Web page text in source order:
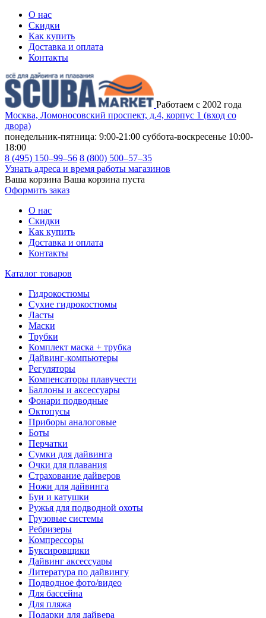
О нас
Скидки
Как купить
Доставка и оплата
Контакты
Работаем с 2002 года
Москва, Ломоносовский проспект, д.4, корпус 1 (вход со
двора)
понедельник-пятница: 9:00-21:00 суббота-воскресенье 10:00-
18:00
8 (495) 150–99–56 8 (800) 500–57–35
Узнать адреса и время работы магазинов
Ваша корзина Ваша корзина пуста
Оформить заказ
О нас
Скидки
Как купить
Доставка и оплата
Контакты
Каталог товаров
Гидрокостюмы
Сухие гидрокостюмы
Ласты
Маски
Трубки
Комплект маска + трубка
Дайвинг-компьютеры
Регуляторы
Компенсаторы плавучести
Баллоны и аксессуары
Фонари подводные
Октопусы
Приборы аналоговые
Боты
Перчатки
Сумки для дайвинга
Очки для плавания
Страхование дайверов
Ножи для дайвинга
Буи и катушки
Ружья для подводной охоты
Грузовые системы
Ребризеры
Компрессоры
Буксировщики
Дайвинг аксессуары
Литература по дайвингу
Подводное фото/видео
Для бассейна
Для пляжа
Подарки для дайвера